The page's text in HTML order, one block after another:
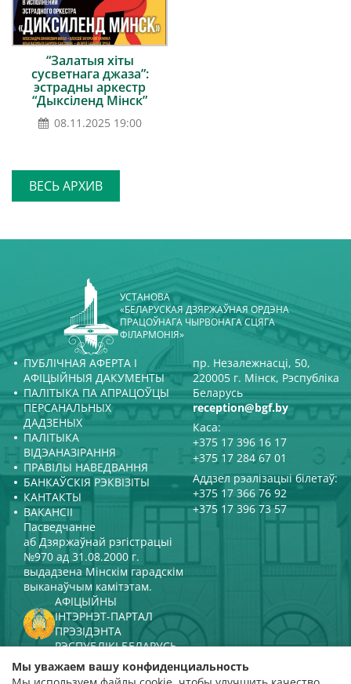
“Залатыя хіты
сусветнага джаза”:
эстрадны аркестр
“Дыксіленд Мінск”
08.11.2025 19:00
ВЕСЬ АРХИВ
УСТАНОВА
«БЕЛАРУСКАЯ ДЗЯРЖАЎНАЯ ОРДЭНА
ПРАЦОЎНАГА ЧЫРВОНАГА СЦЯГА
ФІЛАРМОНІЯ»
ПУБЛІЧНАЯ АФЕРТА І
АФІЦЫЙНЫЯ ДАКУМЕНТЫ
ПАЛІТЫКА ПА АПРАЦОЎЦЫ
ПЕРСАНАЛЬНЫХ
ДАДЗЕНЫХ
ПАЛІТЫКА
ВІДЭАНАЗІРАННЯ
ПРАВІЛЫ НАВЕДВАННЯ
БАНКАЎСКІЯ РЭКВІЗІТЫ
КАНТАКТЫ
ВАКАНСІІ
пр. Незалежнасці, 50,
220005 г. Мінск, Рэспубліка
Беларусь
reception@bgf.by
Каса:
+375 17 396 16 17
+375 17 284 67 01
Аддзел рэалізацыі білетаў:
+375 17 366 76 92
+375 17 396 73 57
Пасведчанне
аб Дзяржаўнай рэгістрацыі
№970 ад 31.08.2000 г.
выдадзена Мінскім гарадскім
выканаўчым камітэтам.
АФІЦЫЙНЫ
ІНТЭРНЭТ-ПАРТАЛ
ПРЭЗІДЭНТА
РЭСПУБЛІКІ БЕЛАРУСЬ
МІНІСТЭРСТВА КУЛЬТУРЫ
РЭСПУБЛІКІ БЕЛАРУСЬ
Мы уважаем вашу конфиденциальность